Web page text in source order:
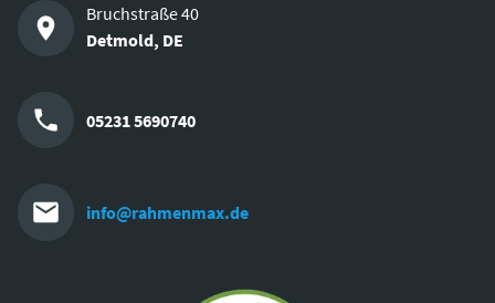
Bruchstraße 40
Detmold, DE
05231 5690740
info@rahmenmax.de